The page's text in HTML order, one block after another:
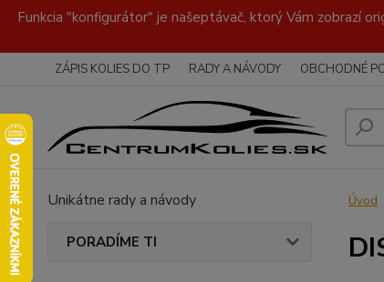
Funkcia "konfigurátor" je našeptávač, ktorý Vám zobrazí
ZÁPIS KOLIES DO TP RADY A NÁVODY OBCHODNÉ
Unikátne rady a návody
PORADÍME TI
Úvod